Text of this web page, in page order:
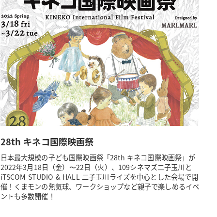
28th キネコ国際映画祭
日本最大規模の子ども国際映画祭「28th キネコ国際映画祭」が
2022年3月18日（金）〜22日（火）、109シネマズ二子玉川と
iTSCOM STUDIO & HALL 二子玉川ライズを中心とした会場で開
催！くまモンの熱気球、ワークショップなど親子で楽しめるイベ
ントも多数開催！